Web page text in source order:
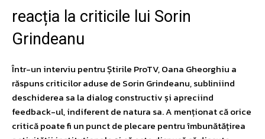
reacția la criticile lui Sorin
Grindeanu
Într-un interviu pentru Știrile ProTV, Oana Gheorghiu a
răspuns criticilor aduse de Sorin Grindeanu, subliniind
deschiderea sa la dialog constructiv și apreciind
feedback-ul, indiferent de natura sa. A menționat că orice
critică poate fi un punct de plecare pentru îmbunătățirea